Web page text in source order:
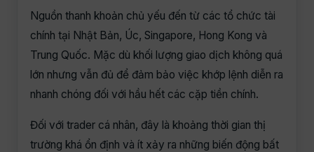
Nguồn thanh khoản chủ yếu đến từ các tổ chức tài
chính tại Nhật Bản, Úc, Singapore, Hong Kong và
Trung Quốc. Mặc dù khối lượng giao dịch không quá
lớn nhưng vẫn đủ để đảm bảo việc khớp lệnh diễn ra
nhanh chóng đối với hầu hết các cặp tiền chính.
Đối với trader cá nhân, đây là khoảng thời gian thị
trường khá ổn định và ít xảy ra những biến động bất